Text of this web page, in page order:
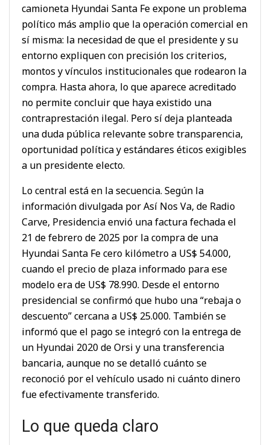
camioneta Hyundai Santa Fe expone un problema
político más amplio que la operación comercial en
sí misma: la necesidad de que el presidente y su
entorno expliquen con precisión los criterios,
montos y vínculos institucionales que rodearon la
compra. Hasta ahora, lo que aparece acreditado
no permite concluir que haya existido una
contraprestación ilegal. Pero sí deja planteada
una duda pública relevante sobre transparencia,
oportunidad política y estándares éticos exigibles
a un presidente electo.
Lo central está en la secuencia. Según la
información divulgada por Así Nos Va, de Radio
Carve, Presidencia envió una factura fechada el
21 de febrero de 2025 por la compra de una
Hyundai Santa Fe cero kilómetro a US$ 54.000,
cuando el precio de plaza informado para ese
modelo era de US$ 78.990. Desde el entorno
presidencial se confirmó que hubo una “rebaja o
descuento” cercana a US$ 25.000. También se
informó que el pago se integró con la entrega de
un Hyundai 2020 de Orsi y una transferencia
bancaria, aunque no se detalló cuánto se
reconoció por el vehículo usado ni cuánto dinero
fue efectivamente transferido.
Lo que queda claro